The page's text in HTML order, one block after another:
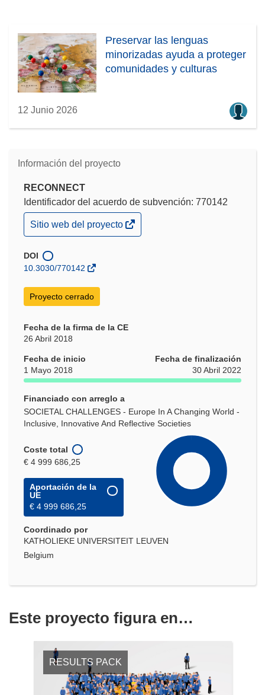
Preservar las lenguas
minorizadas ayuda a proteger
comunidades y culturas
12 Junio 2026
Información del proyecto
RECONNECT
Identificador del acuerdo de subvención: 770142
(se
abrirá
una
nueva
Sitio web del proyecto
DOI
10.3030/770142
Proyecto cerrado
Fecha de la firma de la CE
26 Abril 2018
Fecha de inicio
1 Mayo 2018
Fecha de finalización
30 Abril 2022
Financiado con arreglo a
SOCIETAL CHALLENGES - Europe In A Changing World -
Inclusive, Innovative And Reflective Societies
Coste total
€ 4 999 686,25
Aportación de la
UE
€ 4 999 686,25
Coordinado por
KATHOLIEKE UNIVERSITEIT LEUVEN
Belgium
Este proyecto figura en…
RESULTS PACK